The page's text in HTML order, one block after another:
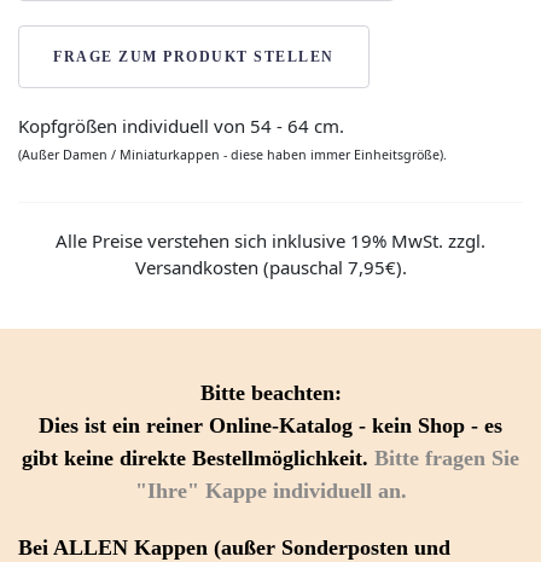
FRAGE ZUM PRODUKT STELLEN
Kopfgrößen individuell von 54 - 64 cm.
(Außer Damen / Miniaturkappen - diese haben immer Einheitsgröße).
Alle Preise verstehen sich inklusive 19% MwSt. zzgl.
Versandkosten (pauschal 7,95€).
Bitte beachten:
Dies ist ein reiner Online-Katalog - kein Shop - es
gibt keine direkte Bestellmöglichkeit. Bitte fragen Sie
"Ihre" Kappe individuell an.
Bei ALLEN Kappen (außer Sonderposten und